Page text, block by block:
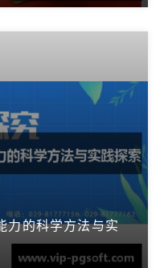
力的科学方法与实